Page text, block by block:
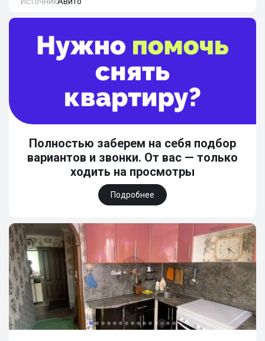
Полностью заберем на себя подбор
вариантов и звонки. От вас — только
ходить на просмотры
Подробнее